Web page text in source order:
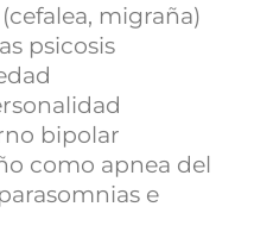
migraña)
psicosis
bipolar
como apnea del
e